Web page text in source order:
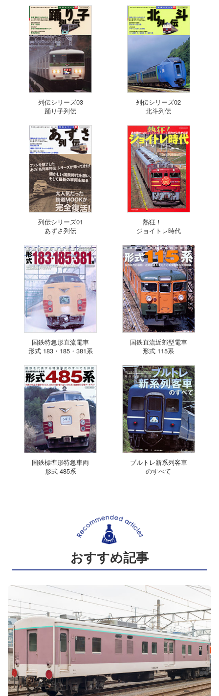
列伝シリーズ03
踊り子列伝
列伝シリーズ02
北斗列伝
列伝シリーズ01
あずさ列伝
熱狂！
ジョイトレ時代
国鉄特急形直流電車
形式 183・185・381系
国鉄直流近郊型電車
形式 115系
国鉄標準形特急車両
形式 485系
ブルトレ新系列客車
のすべて
おすすめ記事